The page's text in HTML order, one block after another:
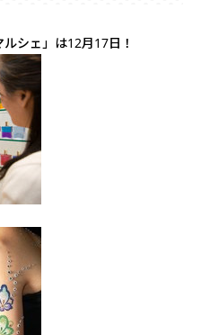
シェ」は12月17日！